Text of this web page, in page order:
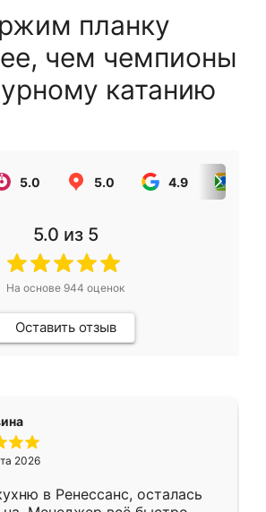
планку
чем чемпионы
катанию
5.0 5.0 4.9
5.0 из 5
На основе 944 оценок
Оставить отзыв
2026
в Ренессанс, осталась